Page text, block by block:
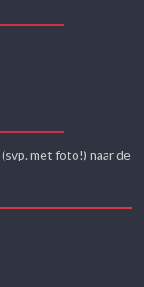
met foto!) naar de